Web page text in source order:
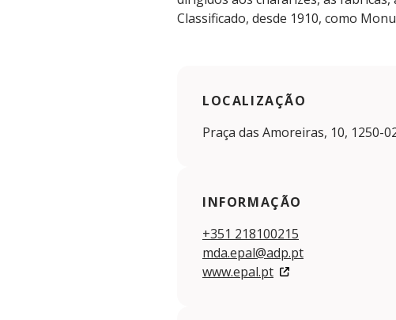
Classificado, desde 1910, como
LOCALIZAÇÃO
Praça das Amoreiras, 10, 1250-
INFORMAÇÃO
+351 218100215
mda.epal@adp.pt
www.epal.pt